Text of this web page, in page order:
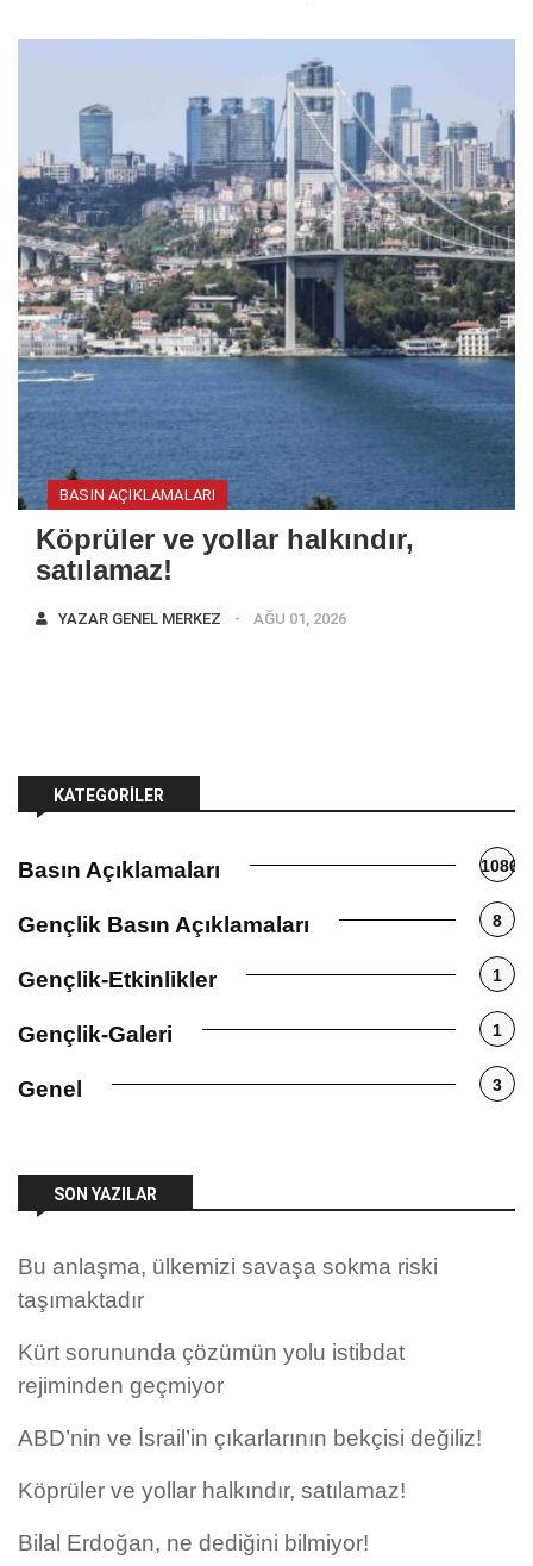
BASIN AÇIKLAMALARI
Köprüler ve yollar halkındır,
satılamaz!
YAZAR GENEL MERKEZ AĞU 01, 2026
KATEGORILER
Basın Açıklamaları 1086
Gençlik Basın Açıklamaları 8
Gençlik-Etkinlikler 1
Gençlik-Galeri 1
Genel 3
SON YAZILAR
Bu anlaşma, ülkemizi savaşa sokma riski
taşımaktadır
Kürt sorununda çözümün yolu istibdat
rejiminden geçmiyor
ABD’nin ve İsrail’in çıkarlarının bekçisi değiliz!
Köprüler ve yollar halkındır, satılamaz!
Bilal Erdoğan, ne dediğini bilmiyor!